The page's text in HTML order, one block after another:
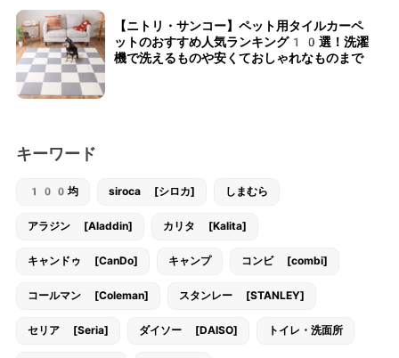
【ニトリ・サンコー】ペット用タイルカーペ
ットのおすすめ人気ランキング10選！洗濯
機で洗えるものや安くておしゃれなものまで
キーワード
100均 siroca [シロカ] しまむら
アラジン [Aladdin] カリタ [Kalita]
キャンドゥ [CanDo] キャンプ コンビ [combi]
コールマン [Coleman] スタンレー [STANLEY]
セリア [Seria] ダイソー [DAISO] トイレ・洗面所